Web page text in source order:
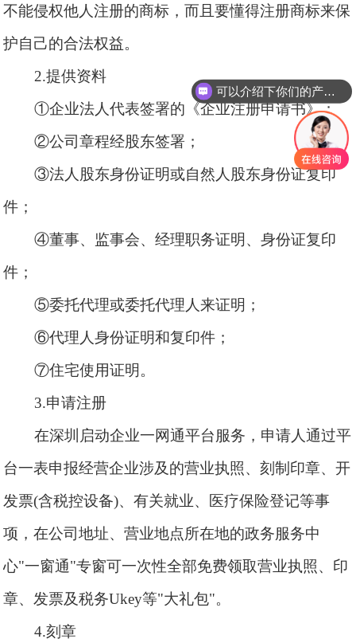
不能侵权他人注册的商标，而且要懂得注册商标来保
护自己的合法权益。
2.提供资料
①企业法人代表签署的《企业注册申请书》；
②公司章程经股东签署；
③法人股东身份证明或自然人股东身份证复印
件；
④董事、监事会、经理职务证明、身份证复印
件；
⑤委托代理或委托代理人来证明；
⑥代理人身份证明和复印件；
⑦住宅使用证明。
3.申请注册
在深圳启动企业一网通平台服务，申请人通过平
台一表申报经营企业涉及的营业执照、刻制印章、开
发票(含税控设备)、有关就业、医疗保险登记等事
项，在公司地址、营业地点所在地的政务服务中
心"一窗通"专窗可一次性全部免费领取营业执照、印
章、发票及税务Ukey等"大礼包"。
4.刻章
可以介绍下你们的产品么